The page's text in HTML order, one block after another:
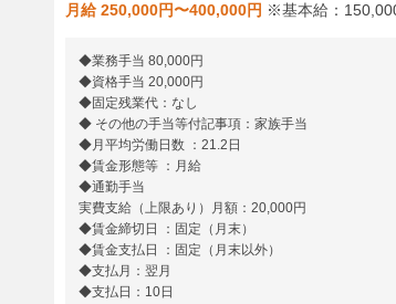
月給 250,000円〜400,000円 ※基本給：
◆業務手当 80,000円
◆資格手当 20,000円
◆固定残業代：なし
◆ その他の手当等付記事項：家族手当
◆月平均労働日数 ：21.2日
◆賃金形態等 ：月給
◆通勤手当
実費支給（上限あり）月額：20,000円
◆賃金締切日 ：固定（月末）
◆賃金支払日 ：固定（月末以外）
◆支払月：翌月
◆支払日：10日